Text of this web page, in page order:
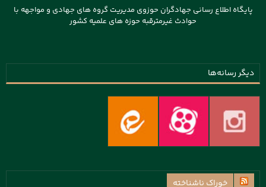
پایگاه اطلاع رسانی جهادگران حوزوی مدیریت گروه های جهادی و مواجهه با
حوادث غیرمترقبه حوزه های علمیه کشور
دیگر رسانه‌ها
خوراک ناشناخته